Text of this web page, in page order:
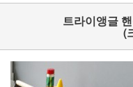
트라이앵글
(